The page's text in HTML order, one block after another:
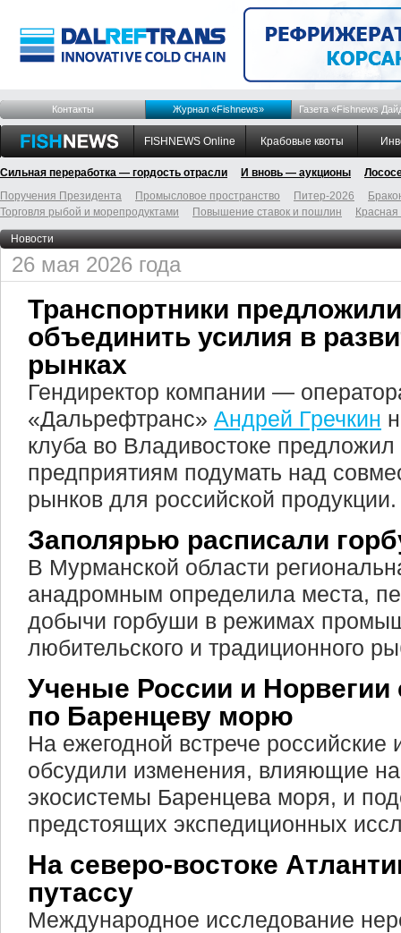
Контакты Журнал «Fishnews» Газета «Fishnews
FISHNEWS Online Крабовые квоты
Сильная переработка — гордость отрасли И вновь — аукционы
Поручения Президента
Промысловое пространство Питер-2026
Торговля рыбой и морепродуктами
Повышение ставок и пошлин
Новости
26 мая 2026 года
Транспортники
объединить усилия в
рынках
Гендиректор компании —
«Дальрефтранс» Андрей Гречкин
клуба во Владивостоке
предприятиям подумать над
рынков для российской продукции.
Заполярью расписали
В Мурманской области
анадромным определила места,
добычи горбуши в режимах
любительского и традиционного
Ученые России и
по Баренцеву морю
На ежегодной встрече
обсудили изменения, влияющие
экосистемы Баренцева моря, и
предстоящих экспедиционных
На северо-востоке
путассу
Международное исследование